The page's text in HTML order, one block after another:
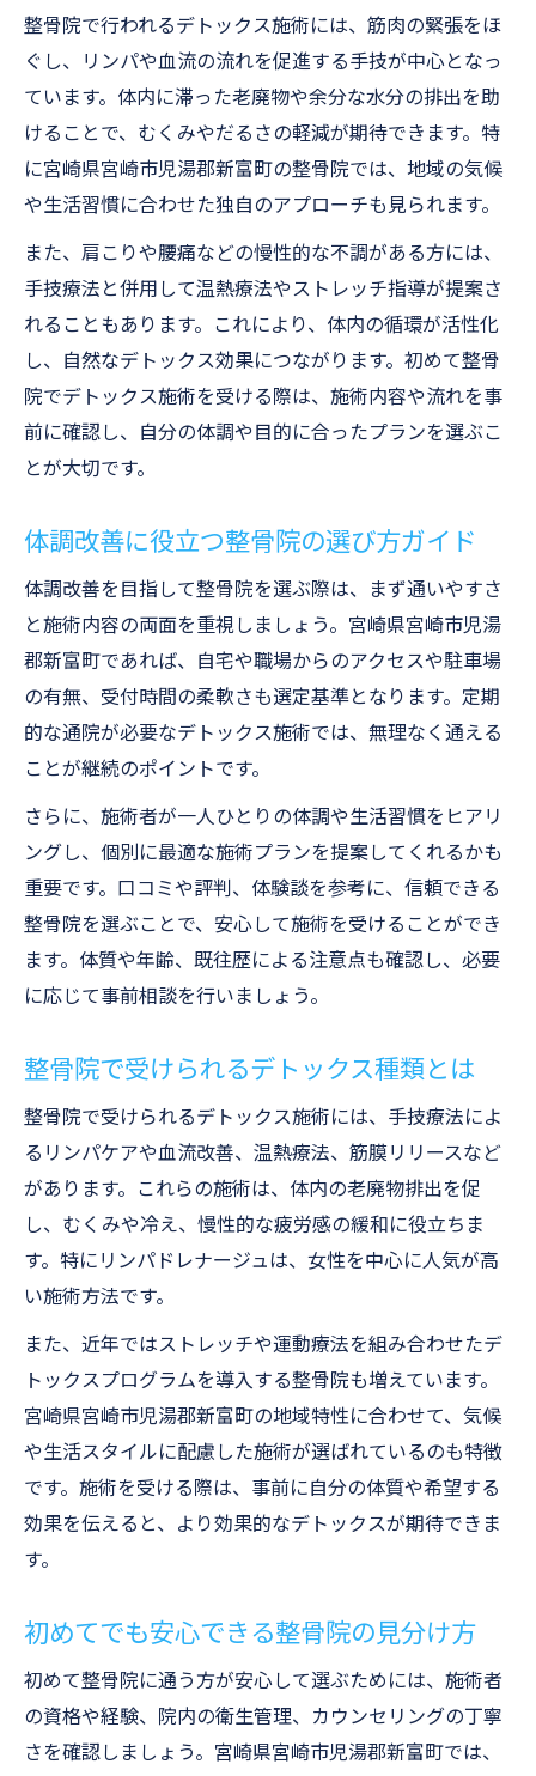
整骨院で行われるデトックス施術には、筋肉の緊張をほ
ぐし、リンパや血流の流れを促進する手技が中心となっ
ています。体内に滞った老廃物や余分な水分の排出を助
けることで、むくみやだるさの軽減が期待できます。特
に宮崎県宮崎市児湯郡新富町の整骨院では、地域の気候
や生活習慣に合わせた独自のアプローチも見られます。
また、肩こりや腰痛などの慢性的な不調がある方には、
手技療法と併用して温熱療法やストレッチ指導が提案さ
れることもあります。これにより、体内の循環が活性化
し、自然なデトックス効果につながります。初めて整骨
院でデトックス施術を受ける際は、施術内容や流れを事
前に確認し、自分の体調や目的に合ったプランを選ぶこ
とが大切です。
体調改善に役立つ整骨院の選び方ガイド
体調改善を目指して整骨院を選ぶ際は、まず通いやすさ
と施術内容の両面を重視しましょう。宮崎県宮崎市児湯
郡新富町であれば、自宅や職場からのアクセスや駐車場
の有無、受付時間の柔軟さも選定基準となります。定期
的な通院が必要なデトックス施術では、無理なく通える
ことが継続のポイントです。
さらに、施術者が一人ひとりの体調や生活習慣をヒアリ
ングし、個別に最適な施術プランを提案してくれるかも
重要です。口コミや評判、体験談を参考に、信頼できる
整骨院を選ぶことで、安心して施術を受けることができ
ます。体質や年齢、既往歴による注意点も確認し、必要
に応じて事前相談を行いましょう。
整骨院で受けられるデトックス種類とは
整骨院で受けられるデトックス施術には、手技療法によ
るリンパケアや血流改善、温熱療法、筋膜リリースなど
があります。これらの施術は、体内の老廃物排出を促
し、むくみや冷え、慢性的な疲労感の緩和に役立ちま
す。特にリンパドレナージュは、女性を中心に人気が高
い施術方法です。
また、近年ではストレッチや運動療法を組み合わせたデ
トックスプログラムを導入する整骨院も増えています。
宮崎県宮崎市児湯郡新富町の地域特性に合わせて、気候
や生活スタイルに配慮した施術が選ばれているのも特徴
です。施術を受ける際は、事前に自分の体質や希望する
効果を伝えると、より効果的なデトックスが期待できま
す。
初めてでも安心できる整骨院の見分け方
初めて整骨院に通う方が安心して選ぶためには、施術者
の資格や経験、院内の衛生管理、カウンセリングの丁寧
さを確認しましょう。宮崎県宮崎市児湯郡新富町では、